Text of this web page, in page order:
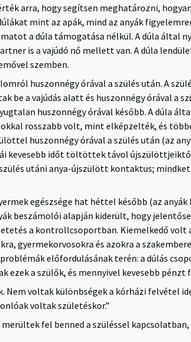
arra, hogy segítsen meghatározni,
mint az apák, mind az anyák
a dúla támogatása nélkül. A dúla
is a vajúdó nő mellett van. A dúla
szemben.
huszonnégy órával a szülés után. A
be a vajúdás alatt és huszonnégy órával a
huszonnégy órával később. A dúla
rosszabb volt, mint elképzelték, és
huszonnégy órával a szülés után (az
kevesebb időt töltöttek távol
utáni anya-újszülött kontaktus;
egészsége hat héttel később (az
beszámolói alapján kiderült, hogy
a kontrollcsoportban. Kiemelkedő volt
gyermekorvosokra és azokra a
előfordulásának terén: a dúlás
ezek a szülők, és mennyivel kevesebb
Nem voltak különbségek a kórházi felvétel
voltak születéskor.”
fel benned a szüléssel